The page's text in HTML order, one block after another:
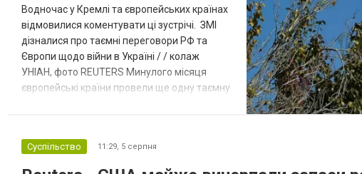
Водночас у Кремлі та європейських країнах
відмовилися коментувати ці зустрічі. ЗМІ
дізналися про таємні переговори РФ та
Європи щодо війни в Україні / / колаж
УНІАН, фото REUTERS Минулого місяця
європейські країни провели ще одну таємну
зі сторони Європи до цих переговорів
долучилися колишні високопосадовці
Суспільство 11:29, 5 серпня